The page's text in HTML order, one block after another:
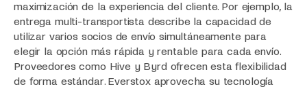
maximización de la experiencia del cliente. Por ejemplo, la
entrega multi-transportista describe la capacidad de
utilizar varios socios de envío simultáneamente para
elegir la opción más rápida y rentable para cada envío.
Proveedores como Hive y Byrd ofrecen esta flexibilidad
de forma estándar. Everstox aprovecha su tecnología